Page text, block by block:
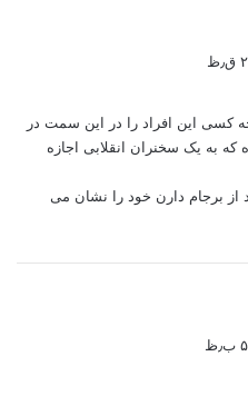
کسی این افراد را در این سمت در
که به یک سخنران انقلابی اجازه
از برجام دارن خود را نشان می